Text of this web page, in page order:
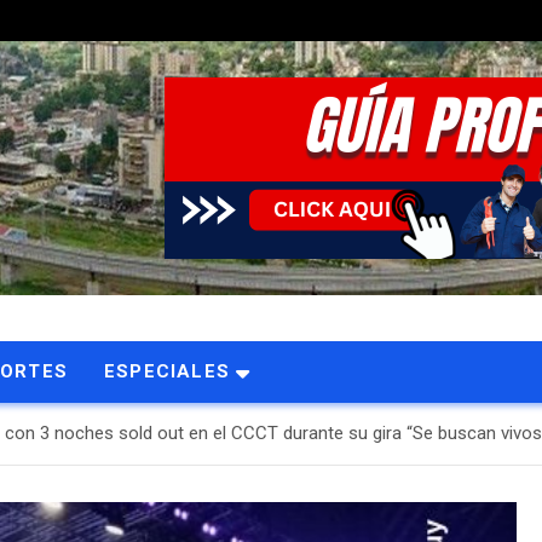
ESPECIALES
3 noches sold out en el CCCT durante su gira “Se buscan